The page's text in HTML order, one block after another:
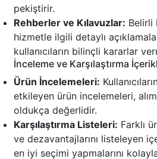
pekiştirir.
Rehberler ve Kılavuzlar: Belirli
hizmetle ilgili detaylı
kullanıcıların bilinçli kararlar
İnceleme ve Karşılaştırma
Ürün İncelemeleri:
etkileyen ürün incelemeleri,
oldukça değerlidir.
Karşılaştırma Listeleri: Farklı
ve dezavantajlarını listeleyen
en iyi seçimi yapmalarını